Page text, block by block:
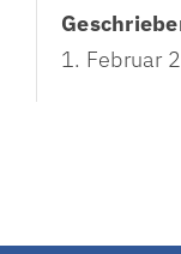
1. Februar